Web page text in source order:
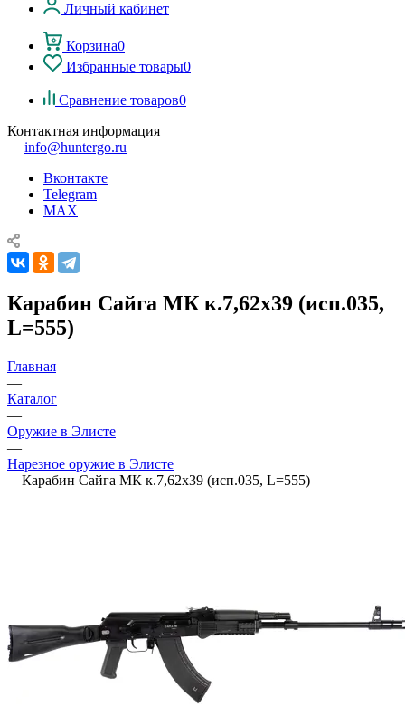
Личный кабинет
Корзина0
Избранные товары0
Сравнение товаров0
Контактная информация
info@huntergo.ru
Вконтакте
Telegram
MAX
Карабин Сайга МК к.7,62х39 (исп.035,
L=555)
Главная
—
Каталог
—
Оружие в Элисте
—
Нарезное оружие в Элисте
—Карабин Сайга МК к.7,62х39 (исп.035, L=555)